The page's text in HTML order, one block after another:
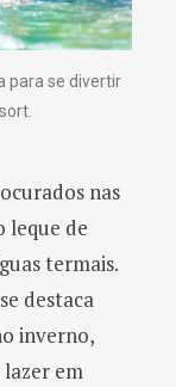
para se divertir
nas
leque de
termais.
destaca
inverno,
em